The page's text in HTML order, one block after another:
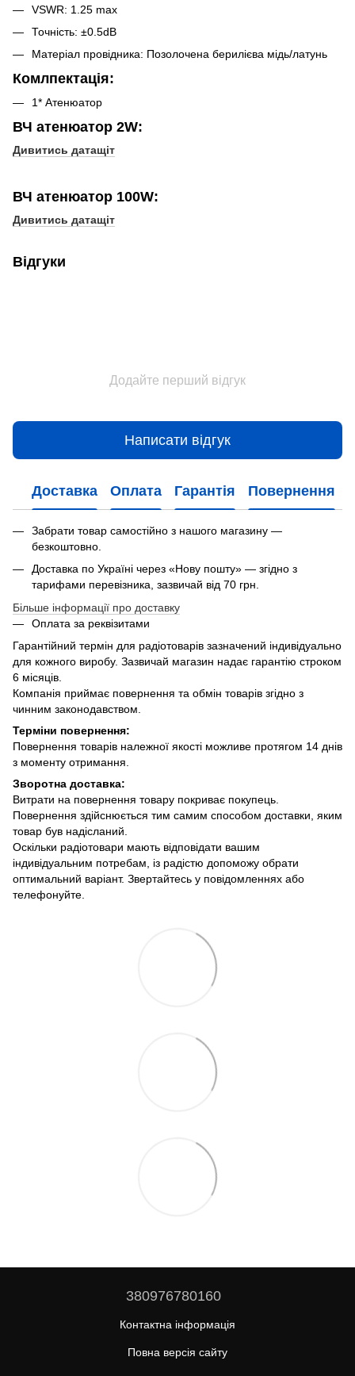
VSWR: 1.25 max
Точність: ±0.5dB
Матеріал провідника: Позолочена берилієва мідь/латунь
Комлпектація:
1* Атенюатор
ВЧ атенюатор 2W:
Дивитись датащіт
ВЧ атенюатор 100W:
Дивитись датащіт
Відгуки
Додайте перший відгук
Написати відгук
Доставка Оплата Гарантія Повернення
Забрати товар самостійно з нашого магазину —
безкоштовно.
Доставка по Україні через «Нову пошту» — згідно з
тарифами перевізника, зазвичай від 70 грн.
Більше інформації про доставку
Оплата за реквізитами
Гарантійний термін для радіотоварів зазначений індивідуально
для кожного виробу. Зазвичай магазин надає гарантію строком
6 місяців.
Компанія приймає повернення та обмін товарів згідно з
чинним законодавством.
Терміни повернення:
Повернення товарів належної якості можливе протягом 14 днів
з моменту отримання.
Зворотна доставка:
Витрати на повернення товару покриває покупець.
Повернення здійснюється тим самим способом доставки, яким
товар був надісланий.
Оскільки радіотовари мають відповідати вашим
індивідуальним потребам, із радістю допоможу обрати
оптимальний варіант. Звертайтесь у повідомленнях або
телефонуйте.
380976780160
Контактна інформація
Повна версія сайту